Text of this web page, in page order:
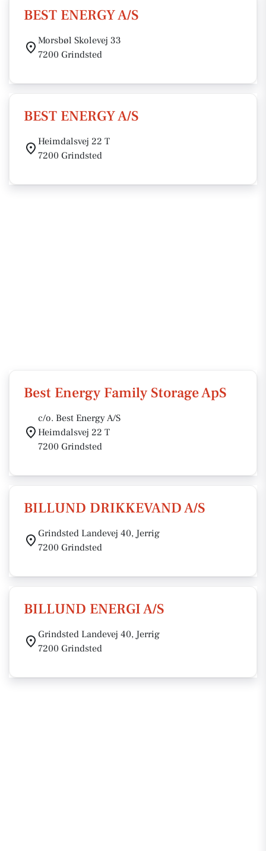
BEST ENERGY A/S
Morsbøl Skolevej 33
7200 Grindsted
BEST ENERGY A/S
Heimdalsvej 22 T
7200 Grindsted
Best Energy Family Storage ApS
c/o. Best Energy A/S
Heimdalsvej 22 T
7200 Grindsted
BILLUND DRIKKEVAND A/S
Grindsted Landevej 40, Jerrig
7200 Grindsted
BILLUND ENERGI A/S
Grindsted Landevej 40, Jerrig
7200 Grindsted